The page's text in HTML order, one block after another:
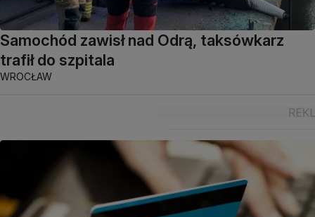
Samochód zawisł nad Odrą, taksówkarz
trafił do szpitala
WROCŁAW